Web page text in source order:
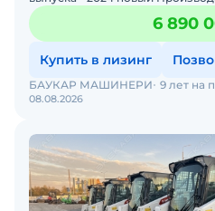
джойстик, Нigh Flоw, Ridе
6 890
Купить в лизинг
08.08.2026
БАУКАР МАШИНЕРИ 9 лет на